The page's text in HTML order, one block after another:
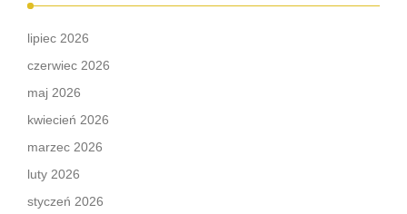
lipiec 2026
czerwiec 2026
maj 2026
kwiecień 2026
marzec 2026
luty 2026
styczeń 2026